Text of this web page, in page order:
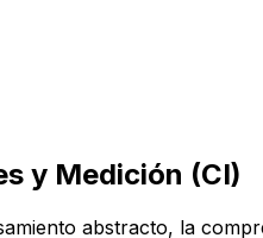
y Medición (CI)
abstracto, la